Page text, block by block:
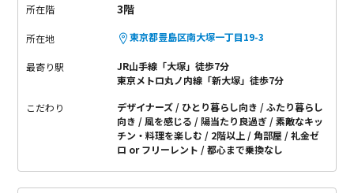
所在階 3階
所在地 東京都豊島区南大塚一丁目19-3
最寄り駅
JR山手線「大塚」徒歩7分
東京メトロ丸ノ内線「新大塚」徒歩7分
こだわり デザイナーズ ひとり暮らし向き
ふたり暮らし
向き
風を感じる 陽当たり良過ぎ
素敵なキッ
チン・料理を楽しむ
2階以上 角部屋
礼金ゼ
ロ or フリーレント
都心まで乗換なし